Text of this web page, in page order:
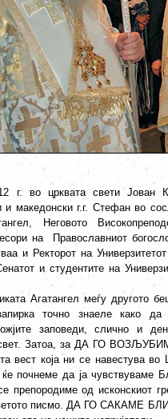
г. во црквата свети Јован
и македонски г.г. Стефан во
Неговото
на Православниот
и Ректорот на
и студентите на
Агатангел меѓу другото
точно знаеле како да
заповеди, слично и
свет. Затоа, за ДА ГО
вест која ни се навестува во
почнеме да ја чувствуваме
препородиме од исконскиот
писмо. ДА ГО САКАМЕ